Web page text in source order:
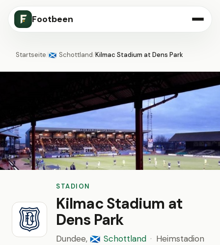
Footbeen
Startseite/🏴󠁧󠁢󠁳󠁣󠁴󠁿 Schottland/Kilmac Stadium at Dens Park
STADION
Kilmac Stadium at
Dens Park
Dundee, 🏴󠁧󠁢󠁳󠁣󠁴󠁿 Schottland · Heimstadion